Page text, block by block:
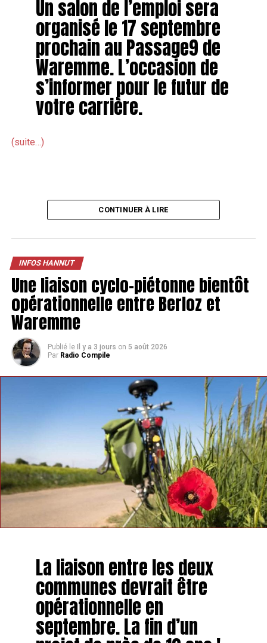
Un salon de l’emploi sera
organisé le 17 septembre
prochain au Passage9 de
Waremme. L’occasion de
s’informer pour le futur de
votre carrière.
(suite…)
CONTINUER À LIRE
INFOS HANNUT
Une liaison cyclo-piétonne bientôt
opérationnelle entre Berloz et
Waremme
Publié le Il y a 3 jours on 5 août 2026
Par Radio Compile
La liaison entre les deux
communes devrait être
opérationnelle en
septembre. La fin d’un